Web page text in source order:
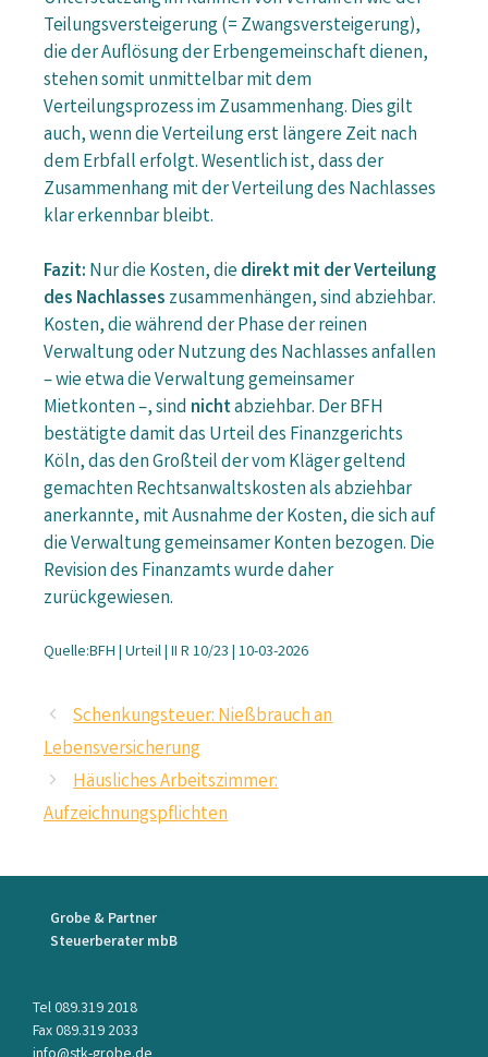
Teilungsversteigerung (= Zwangsversteigerung),
die der Auflösung der Erbengemeinschaft dienen,
stehen somit unmittelbar mit dem
Verteilungsprozess im Zusammenhang. Dies gilt
auch, wenn die Verteilung erst längere Zeit nach
dem Erbfall erfolgt. Wesentlich ist, dass der
Zusammenhang mit der Verteilung des Nachlasses
klar erkennbar bleibt.
Fazit: Nur die Kosten, die direkt mit der Verteilung
des Nachlasses zusammenhängen, sind abziehbar.
Kosten, die während der Phase der reinen
Verwaltung oder Nutzung des Nachlasses anfallen
– wie etwa die Verwaltung gemeinsamer
Mietkonten –, sind nichtabziehbar. Der BFH
bestätigte damit das Urteil des Finanzgerichts
Köln, das den Großteil der vom Kläger geltend
gemachten Rechtsanwaltskosten als abziehbar
anerkannte, mit Ausnahme der Kosten, die sich auf
die Verwaltung gemeinsamer Konten bezogen. Die
Revision des Finanzamts wurde daher
zurückgewiesen.
Quelle:BFH | Urteil | II R 10/23 | 10-03-2026
Schenkungsteuer: Nießbrauch an
Lebensversicherung
Häusliches Arbeitszimmer:
Aufzeichnungspflichten
Grobe & Partner
Steuerberater mbB
Tel 089.319 2018
Fax 089.319 2033